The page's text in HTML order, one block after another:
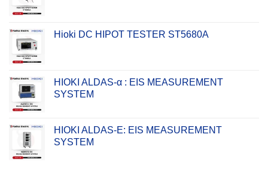
Hioki DC HIPOT TESTER ST5680A
HIOKI ALDAS-α : EIS MEASUREMENT
SYSTEM
HIOKI ALDAS-E: EIS MEASUREMENT
SYSTEM